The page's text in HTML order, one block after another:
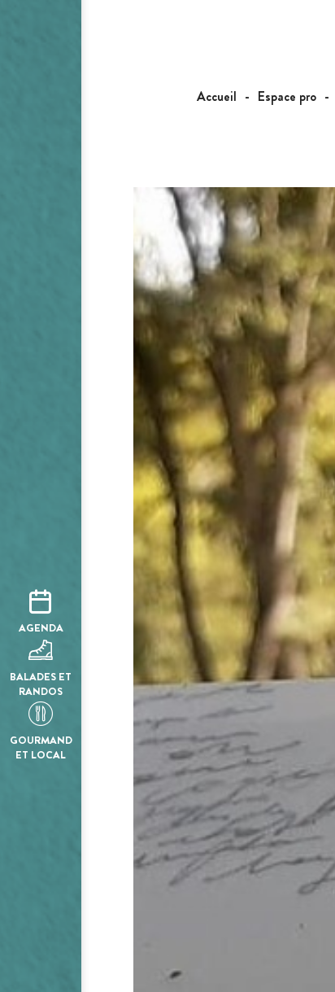
AGENDA
BALADES ET
RANDOS
GOURMAND
ET LOCAL
Accueil Espace pro